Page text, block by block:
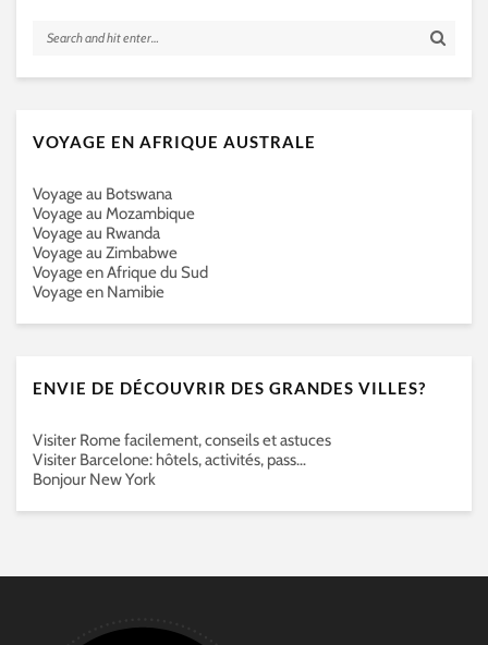
VOYAGE EN AFRIQUE AUSTRALE
Voyage au Botswana
Voyage au Mozambique
Voyage au Rwanda
Voyage au Zimbabwe
Voyage en Afrique du Sud
Voyage en Namibie
ENVIE DE DÉCOUVRIR DES GRANDES VILLES?
Visiter Rome facilement, conseils et astuces
Visiter Barcelone: hôtels, activités, pass…
Bonjour New York